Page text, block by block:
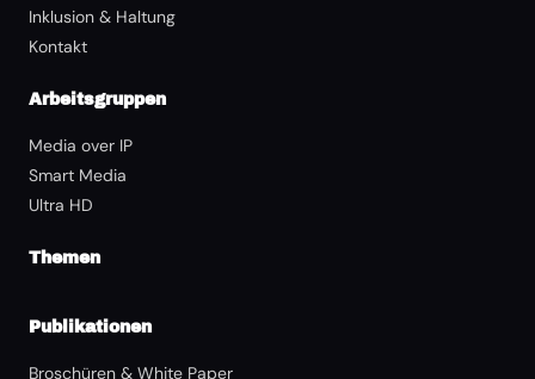
Inklusion & Haltung
Kontakt
Arbeitsgruppen
Media over IP
Smart Media
Ultra HD
Themen
Publikationen
Broschüren & White Paper